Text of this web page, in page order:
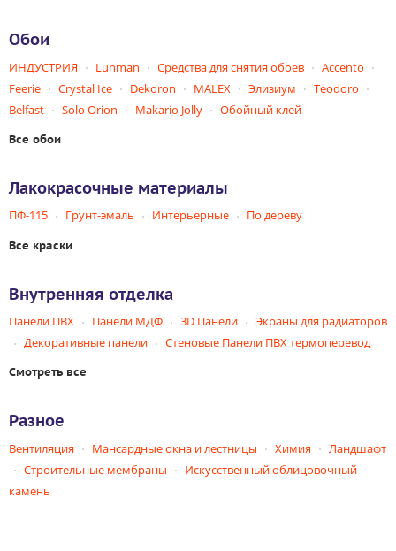
Обои
ИНДУСТРИЯ Lunman Средства для снятия обоев
Accento
Feerie
Crystal Ice Dekoron MALEX Элизиум
Teodoro
Belfast
Solo Orion Makario Jolly Обойный клей
Все обои
Лакокрасочные материалы
ПФ-115 Грунт-эмаль Интерьерные По дереву
Все краски
Внутренняя отделка
Панели ПВХ Панели МДФ 3D Панели
Экраны для радиаторов
Декоративные панели
Стеновые Панели ПВХ термоперевод
Смотреть все
Разное
Вентиляция Мансардные окна и лестницы Химия
Ландшафт
Строительные мембраны
Искусственный облицовочный
камень